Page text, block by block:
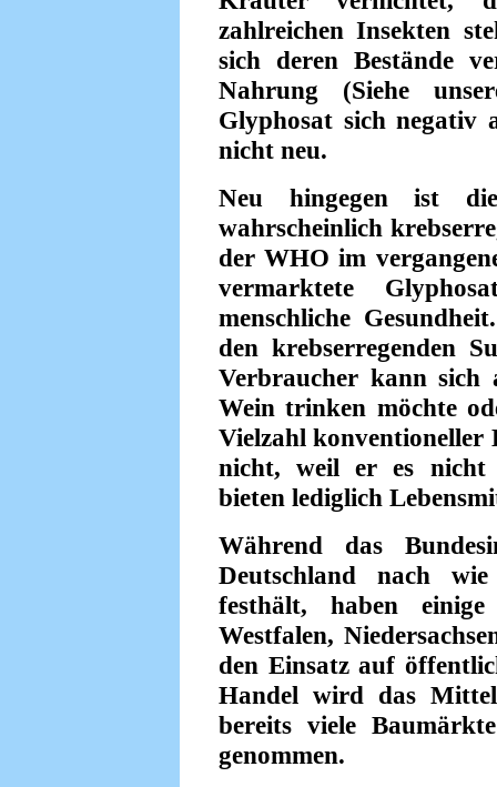
zahlreichen Insekten
sich deren Bestände
Nahrung (Siehe
Glyphosat sich
nicht neu.
Neu hingegen ist
wahrscheinlich
der WHO im
vermarktete
menschliche
den krebserregenden
Verbraucher kann sich
Wein trinken möchte
Vielzahl konventioneller
nicht, weil er es nicht
bieten lediglich
Während das
Deutschland nach
festhält, haben
Westfalen,
den Einsatz auf
Handel wird das Mittel
bereits viele
genommen.